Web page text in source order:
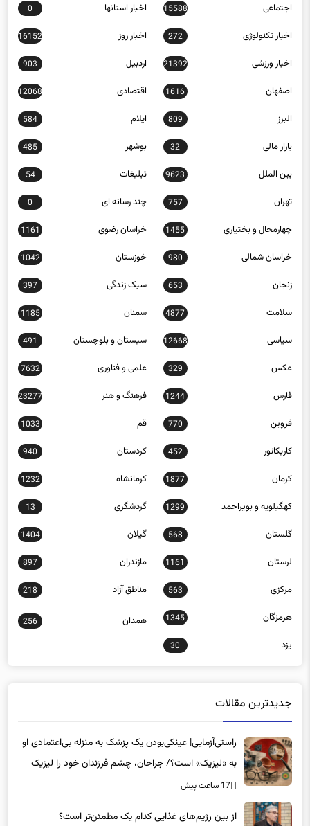
اجتماعی 15588 اخبار استانها 0
اخبار تکنولوژی 272 اخبار روز 16152
اخبار ورزشی 21392 اردبیل 903
اصفهان 1616 اقتصادی 12068
البرز 809 ایلام 584
بازار مالی 32 بوشهر 485
بین الملل 9623 تبلیغات 54
تهران 757 چند رسانه ای 0
چهارمحال و بختیاری 1455 خراسان رضوی 1161
خراسان شمالی 980 خوزستان 1042
زنجان 653 سبک زندگی 397
سلامت 4877 سمنان 1185
سیاسی 12668 سیستان و بلوچستان 491
عکس 329 علمی و فناوری 7632
فارس 1244 فرهنگ و هنر 23277
قزوین 770 قم 1033
کاریکاتور 452 کردستان 940
کرمان 1877 کرمانشاه 1232
کهگیلویه و بویراحمد 1299 گردشگری 13
گلستان 568 گیلان 1404
لرستان 1161 مازندران 897
مرکزی 563 مناطق آزاد 218
هرمزگان 1345 همدان 256
یزد 30
جدیدترین مقالات
راستی‌آزمایی| عینکی‌بودن یک پزشک به منزله بی‌اعتمادی او
به «لیزیک» است؟/ جراحان، چشم فرزندان خود را لیزیک
می‌کنند؟
17 ساعت پیش
از بین رژیم‌های غذایی کدام یک مطمئن‌تر است؟‌